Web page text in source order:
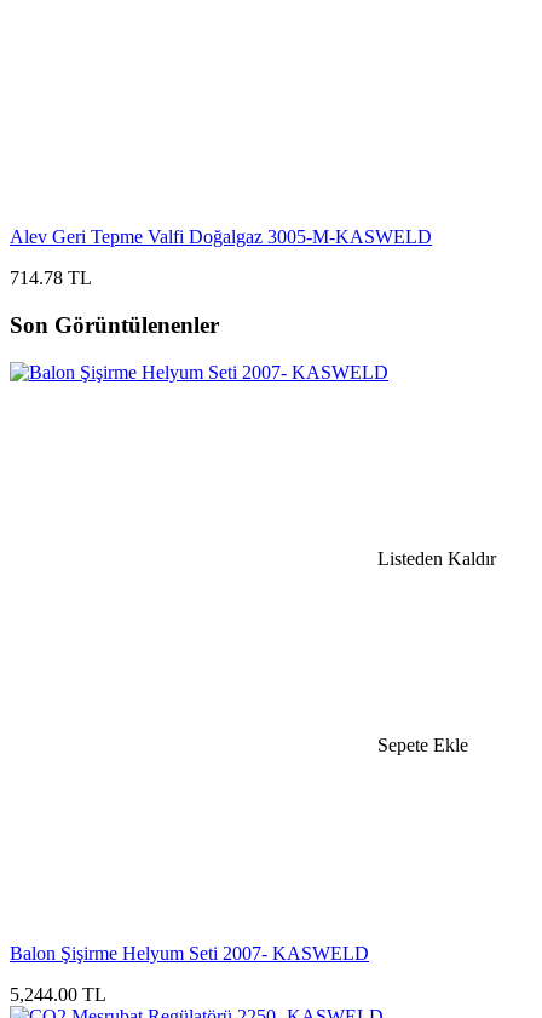
Alev Geri Tepme Valfi Doğalgaz 3005-M-KASWELD
714.78 TL
Son Görüntülenenler
Listeden Kaldır
Sepete Ekle
Balon Şişirme Helyum Seti 2007- KASWELD
5,244.00 TL